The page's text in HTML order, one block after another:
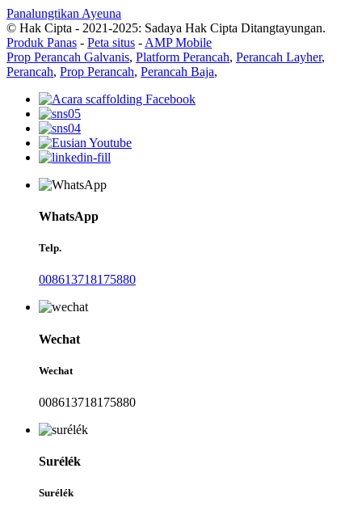
Panalungtikan Ayeuna
© Hak Cipta - 2021-2025: Sadaya Hak Cipta Ditangtayungan.
Produk Panas - Peta situs - AMP Mobile
Prop Perancah Galvanis, Platform Perancah, Perancah Layher,
Perancah, Prop Perancah, Perancah Baja,
WhatsApp
Telp.
008613718175880
Wechat
Wechat
008613718175880
Surélék
Surélék